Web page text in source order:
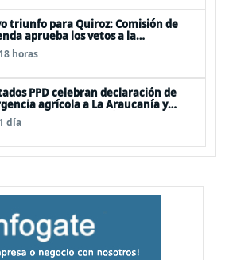
triunfo para Quiroz: Comisión de
aprueba los vetos a la
horas
PPD celebran declaración de
agrícola a La Araucanía y
agilizar ayudas económicas a
día